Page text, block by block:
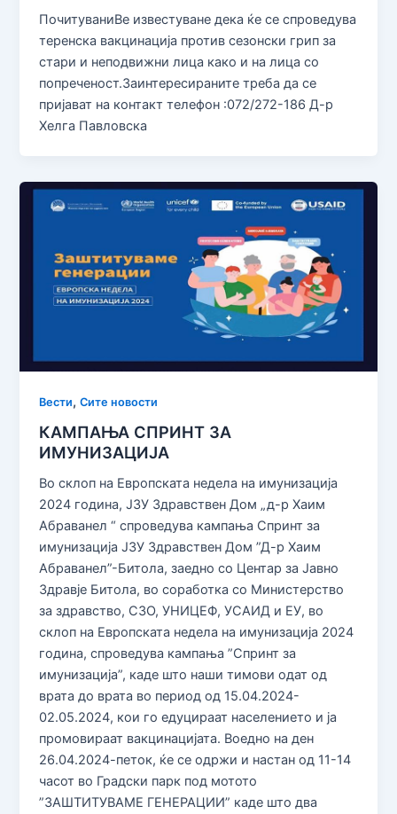
ПочитуваниВе известуване дека ќе се спроведува
теренска вакцинација против сезонски грип за
стари и неподвижни лица како и на лица со
попреченост.Заинтересираните треба да се
пријават на контакт телефон :072/272-186 Д-р
Хелга Павловска
Вести,Сите новости
КАМПАЊА СПРИНТ ЗА
ИМУНИЗАЦИЈА
Во склоп на Европската недела на имунизација
2024 година, ЈЗУ Здравствен Дом „д-р Хаим
Абраванел “ спроведува кампања Спринт за
имунизација ЈЗУ Здравствен Дом ”Д-р Хаим
Абраванел”-Битола, заедно со Центар за Јавно
Здравје Битола, во соработка со Министерство
за здравство, СЗО, УНИЦЕФ, УСАИД и ЕУ, во
склоп на Европската недела на имунизација 2024
година, спроведува кампања ”Спринт за
имунизација”, каде што наши тимови одат од
врата до врата во период од 15.04.2024-
02.05.2024, кои го едуцираат населението и ја
промовираат вакцинацијата. Воедно на ден
26.04.2024-петок, ќе се одржи и настан од 11-14
часот во Градски парк под мотото
”ЗАШТИТУВАМЕ ГЕНЕРАЦИИ” каде што два